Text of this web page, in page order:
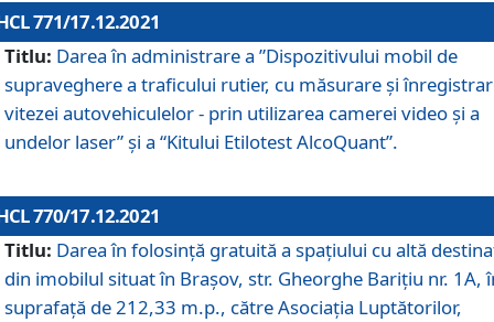
771/17.12.2021
Titlu: Darea în administrare a ”Dispozitivului mobil de
supraveghere a traficului rutier, cu măsurare și
vitezei autovehiculelor - prin utilizarea camerei video și a
undelor laser” și a “Kitului Etilotest AlcoQuant”.
770/17.12.2021
Titlu: Darea în folosinţă gratuită a spaţiului cu altă
din imobilul situat în Braşov, str. Gheorghe Bariţiu nr. 1A,
suprafaţă de 212,33 m.p., către Asociaţia Luptătorilor,